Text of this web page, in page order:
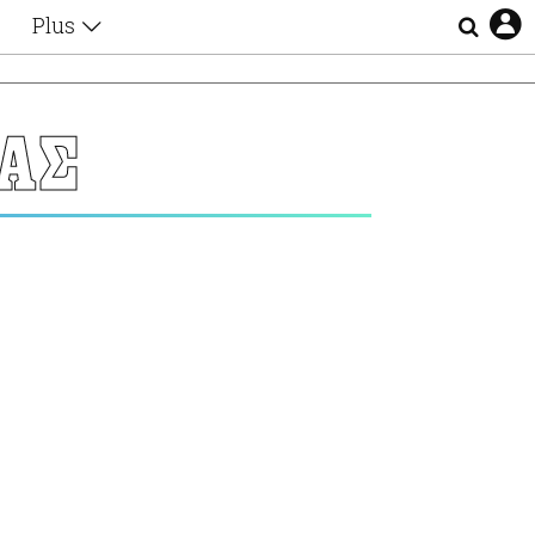
Plus
Αφιερώματα
Ζώδια